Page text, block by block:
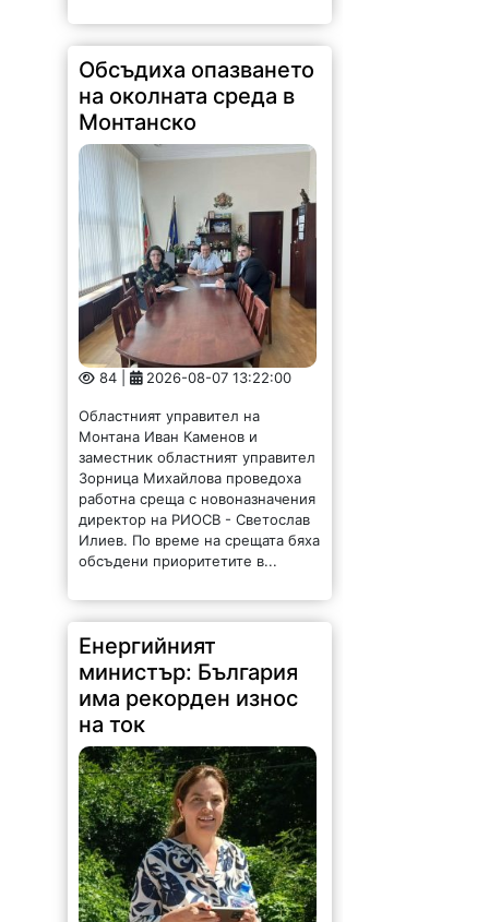
Обсъдиха опазването
на околната среда в
Монтанско
84 | 2026-08-07 13:22:00
Областният управител на
Монтана Иван Каменов и
заместник областният управител
Зорница Михайлова проведоха
работна среща с новоназначения
директор на РИОСВ - Светослав
Илиев. По време на срещата бяха
обсъдени приоритетите в...
Енергийният
министър: България
има рекорден износ
на ток